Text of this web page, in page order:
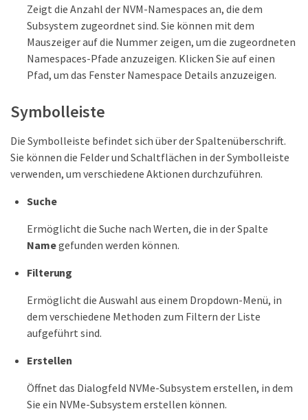
Zeigt die Anzahl der NVM-Namespaces an, die dem
Subsystem zugeordnet sind. Sie können mit dem
Mauszeiger auf die Nummer zeigen, um die zugeordneten
Namespaces-Pfade anzuzeigen. Klicken Sie auf einen
Pfad, um das Fenster Namespace Details anzuzeigen.
Symbolleiste
Die Symbolleiste befindet sich über der Spaltenüberschrift.
Sie können die Felder und Schaltflächen in der Symbolleiste
verwenden, um verschiedene Aktionen durchzuführen.
Suche
Ermöglicht die Suche nach Werten, die in der Spalte
Namegefunden werden können.
Filterung
Ermöglicht die Auswahl aus einem Dropdown-Menü, in
dem verschiedene Methoden zum Filtern der Liste
aufgeführt sind.
Erstellen
Öffnet das Dialogfeld NVMe-Subsystem erstellen, in dem
Sie ein NVMe-Subsystem erstellen können.